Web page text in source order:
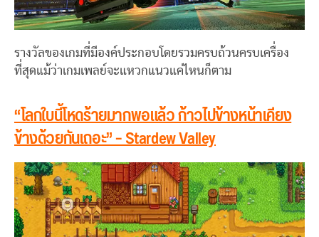
รางวัลของเกมที่มีองค์ประกอบโดยรวมครบถ้วนครบเครื่อง
ที่สุดแม้ว่าเกมเพลย์จะแหวกแนวแค่ไหนก็ตาม
“โลกใบนี้โหดร้ายมากพอแล้ว ก้าวไปข้างหน้าเคียง
ข้างด้วยกันเถอะ” – Stardew Valley